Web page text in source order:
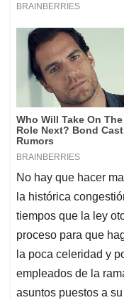
No hay que hacer
la histórica
tiempos que la ley
proceso para que
la poca celeridad y
empleados de la
asuntos puestos a